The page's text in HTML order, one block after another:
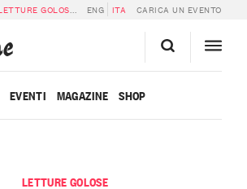
GOLOSE » SULLE TRACCE DEL BAROLO #6:
ENG ITA CARICA UN EVENTO
EVENTI MAGAZINE SHOP
LETTURE GOLOSE